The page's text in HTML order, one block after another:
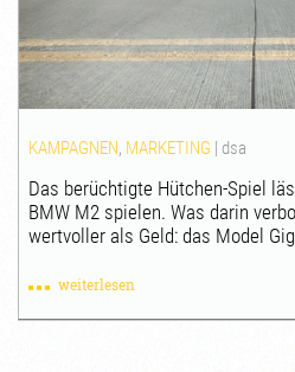
KAMPAGNEN, MARKETING | dsa
Das berüchtigte Hütchen-Spiel
BMW M2 spielen. Was darin
wertvoller als Geld: das Model
weiterlesen